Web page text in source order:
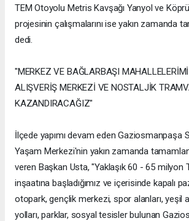
TEM Otoyolu Metris Kavşağı Yanyol ve
projesinin çalışmalarını ise yakın zamanda
dedi.
"MERKEZ VE BAĞLARBAŞI
ALIŞVERİŞ MERKEZİ VE NOSTALJİK
KAZANDIRACAĞIZ"
İlçede yapımı devam eden Gaziosmanpaşa
Yaşam Merkezi'nin yakın zamanda
veren Başkan Usta, "Yaklaşık 60 - 65 milyon
inşaatına başladığımız ve içerisinde kapalı
otopark, gençlik merkezi, spor alanları, yeşil
yolları, parklar, sosyal tesisler bulunan